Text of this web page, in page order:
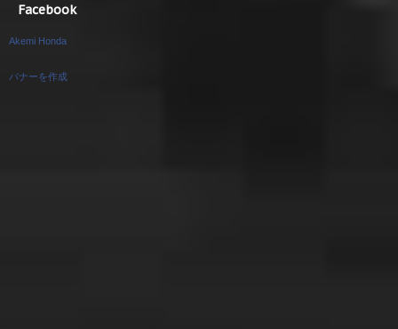
Facebook
Akemi Honda
バナーを作成